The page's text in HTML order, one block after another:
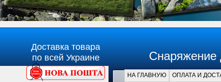
Доставка товара
по всей Украине
Снаряжение
НА ГЛАВНУЮ ОПЛАТА И
Главная